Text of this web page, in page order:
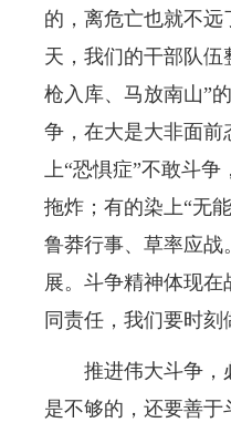
的，离危亡也就不远
天，我们的干部队
枪入库、马放南山”
争，在大是大非面前
上“恐惧症”不敢斗
拖炸；有的染上“无
鲁莽行事、草率应
展。斗争精神体现
同责任，我们要时
推进伟大斗争，
是不够的，还要善